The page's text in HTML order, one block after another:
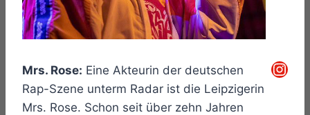
Instagram
Mrs. Rose: Eine Akteurin der deutschen
Rap-Szene unterm Radar ist die Leipzigerin
Mrs. Rose. Schon seit über zehn Jahren